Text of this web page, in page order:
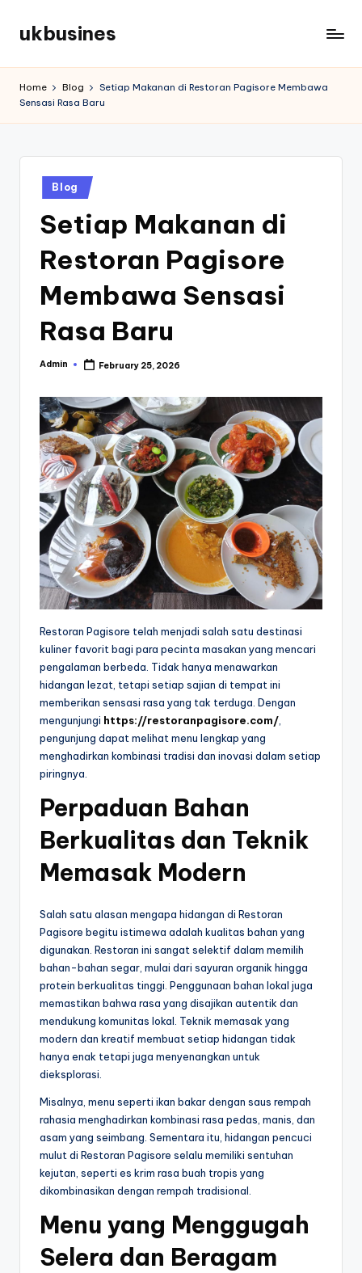
Skip
content
ukbusines
Home Blog
Setiap Makanan di Restoran Pagisore Membawa
Sensasi Rasa Baru
Posted
in
Blog
Setiap Makanan di
Restoran Pagisore
Membawa Sensasi
Rasa Baru
Posted
Admin February 25, 2026
Restoran Pagisore telah menjadi salah satu destinasi
kuliner favorit bagi para pecinta masakan yang mencari
pengalaman berbeda. Tidak hanya menawarkan
hidangan lezat, tetapi setiap sajian di tempat ini
memberikan sensasi rasa yang tak terduga. Dengan
mengunjungi https://restoranpagisore.com/
pengunjung dapat melihat menu lengkap yang
menghadirkan kombinasi tradisi dan inovasi dalam setiap
piringnya.
Perpaduan Bahan
Berkualitas dan Teknik
Memasak Modern
Salah satu alasan mengapa hidangan di Restoran
Pagisore begitu istimewa adalah kualitas bahan yang
digunakan. Restoran ini sangat selektif dalam memilih
bahan-bahan segar, mulai dari sayuran organik hingga
protein berkualitas tinggi. Penggunaan bahan lokal juga
memastikan bahwa rasa yang disajikan autentik dan
mendukung komunitas lokal. Teknik memasak yang
modern dan kreatif membuat setiap hidangan tidak
hanya enak tetapi juga menyenangkan untuk
dieksplorasi.
Misalnya, menu seperti ikan bakar dengan saus rempah
rahasia menghadirkan kombinasi rasa pedas, manis, dan
asam yang seimbang. Sementara itu, hidangan pencuci
mulut di Restoran Pagisore selalu memiliki sentuhan
kejutan, seperti es krim rasa buah tropis yang
dikombinasikan dengan rempah tradisional.
Menu yang Menggugah
Selera dan Beragam